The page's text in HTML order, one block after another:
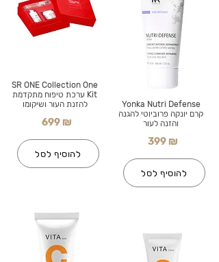
SR ONE Collection One
Kit ערכת טיפוח מתקדמת
להזנת העור ושיקומו
699 ₪
להוסיף לסל
Yonka Nutri Defense
קרם יונקה פרוביוטי להגנה
והזנה לעור
399 ₪
להוסיף לסל